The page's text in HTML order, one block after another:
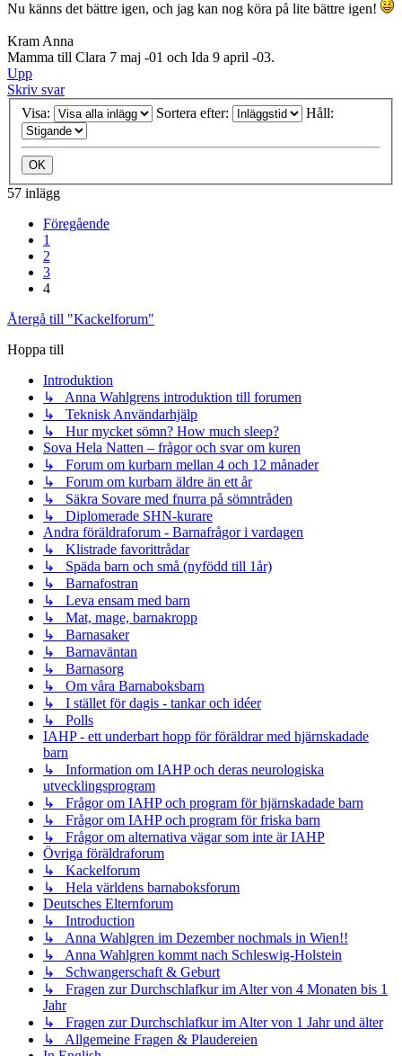
Nu känns det bättre igen, och jag kan nog köra på lite bättre igen!
Kram Anna
Mamma till Clara 7 maj -01 och Ida 9 april -03.
Upp
Skriv svar
Visa:
Sortera efter: Håll:
57 inlägg
Föregående
1
2
3
4
Återgå till "Kackelforum"
Hoppa till
Introduktion
↳ Anna Wahlgrens introduktion till forumen
↳ Teknisk Användarhjälp
↳ Hur mycket sömn? How much sleep?
Sova Hela Natten – frågor och svar om kuren
↳ Forum om kurbarn mellan 4 och 12 månader
↳ Forum om kurbarn äldre än ett år
↳ Säkra Sovare med fnurra på sömntråden
↳ Diplomerade SHN-kurare
Andra föräldraforum - Barnafrågor i vardagen
↳ Klistrade favorittrådar
↳ Späda barn och små (nyfödd till 1år)
↳ Barnafostran
↳ Leva ensam med barn
↳ Mat, mage, barnakropp
↳ Barnasaker
↳ Barnaväntan
↳ Barnasorg
↳ Om våra Barnaboksbarn
↳ I stället för dagis - tankar och idéer
↳ Polls
IAHP - ett underbart hopp för föräldrar med hjärnskadade
barn
↳ Information om IAHP och deras neurologiska
utvecklingsprogram
↳ Frågor om IAHP och program för hjärnskadade barn
↳ Frågor om IAHP och program för friska barn
↳ Frågor om alternativa vägar som inte är IAHP
Övriga föräldraforum
↳ Kackelforum
↳ Hela världens barnaboksforum
Deutsches Elternforum
↳ Introduction
↳ Anna Wahlgren im Dezember nochmals in Wien!!
↳ Anna Wahlgren kommt nach Schleswig-Holstein
↳ Schwangerschaft & Geburt
↳ Fragen zur Durchschlafkur im Alter von 4 Monaten bis 1
Jahr
↳ Fragen zur Durchschlafkur im Alter von 1 Jahr und älter
↳ Allgemeine Fragen & Plaudereien